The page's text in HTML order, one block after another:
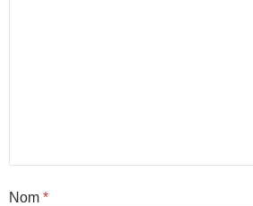
Nom *